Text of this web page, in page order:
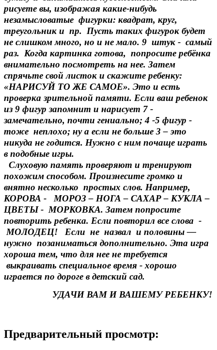
рисуете вы, изображая какие-нибудь
незамысловатые фигурки: квадрат, круг,
треугольник и пр. Пусть таких фигурок будет
не слишком много, но и не мало. 9 штук - самый
раз. Когда картинка готова, попросите ребёнка
внимательно посмотреть на нее. Затем
спрячьте свой листок и скажите ребенку:
«НАРИСУЙ ТО ЖЕ САМОЕ». Это и есть
проверка зрительной памяти. Если ваш ребенок
из 9 фигур запомнит и нарисует 7 -
замечательно, почти гениально; 4 -5 фигур -
тоже неплохо; ну а если не больше 3 – это
никуда не годится. Нужно с ним почаще играть
в подобные игры.
Слуховую память проверяют и тренируют
похожим способом. Произнесите громко и
внятно несколько простых слов. Например,
КОРОВА - МОРОЗ – НОГА – САХАР – КУКЛА –
ЦВЕТЫ - МОРКОВКА. Затем попросите
повторить ребенка. Если повторил все слова -
МОЛОДЕЦ! Если не назвал и половины —
нужно позаниматься дополнительно. Эта игра
хороша тем, что для нее не требуется
выкраивать специальное время - хорошо
играется по дороге в детский сад.
УДАЧИ ВАМ И ВАШЕМУ РЕБЕНКУ!
Предварительный просмотр: